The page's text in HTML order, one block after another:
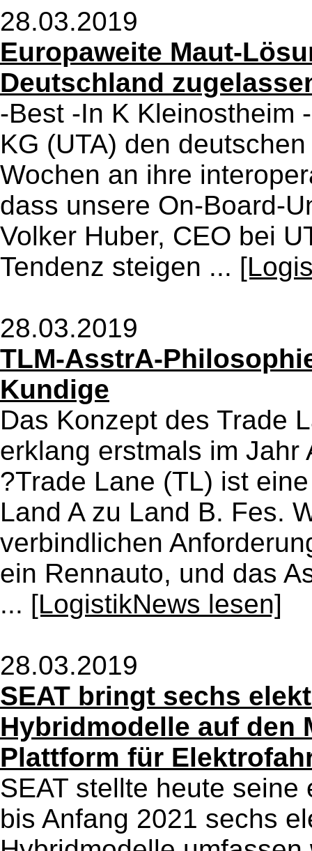
28.03.2019
Europaweite Maut-
Deutschland
-Best -In K Kleinostheim
KG (UTA) den
Wochen an ihre
dass unsere On-Board-
Volker Huber, CEO bei
Tendenz steigen ...
28.03.2019
TLM-AsstrA-
Kundige
Das Konzept des Trade
erklang erstmals im Jahr
?Trade Lane (TL) ist
Land A zu Land B. Fes.
verbindlichen
ein Rennauto, und das
... [LogistikNews lesen]
28.03.2019
SEAT bringt sechs
Hybridmodelle auf den
Plattform für
SEAT stellte heute
bis Anfang 2021 sechs